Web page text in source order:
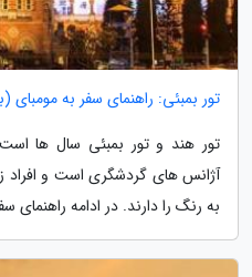
تور بمبئی: راهنمای سفر به مومبای
تور هند و تور بمبئی سال ها
آژانس های گردشگری است و افراد
به رنگ را دارند. در ادامه راهنمای